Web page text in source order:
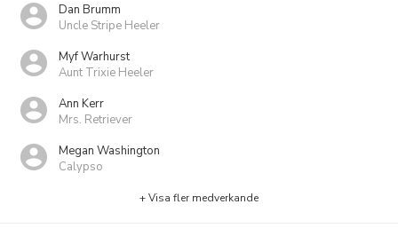
Dan Brumm
Uncle Stripe Heeler
Myf Warhurst
Aunt Trixie Heeler
Ann Kerr
Mrs. Retriever
Megan Washington
Calypso
+ Visa fler medverkande